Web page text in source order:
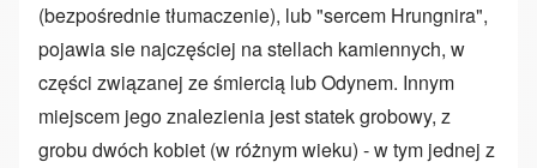
(bezpośrednie tłumaczenie), lub "sercem Hrungnira",
pojawia sie najczęściej na stellach kamiennych, w
części związanej ze śmiercią lub Odynem. Innym
miejscem jego znalezienia jest statek grobowy, z
grobu dwóch kobiet (w różnym wieku) - w tym jednej z